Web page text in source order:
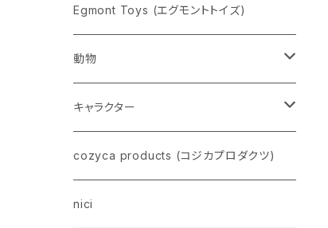
pppppins（ピーーーーンズ）
Egmont Toys (エグモントトイズ)
動物
ネコ
イヌ
トイプードル
ウザギ
キャラクター
スヌーピー
モンチッチ
cozyca products (コジカプロダクツ)
nici